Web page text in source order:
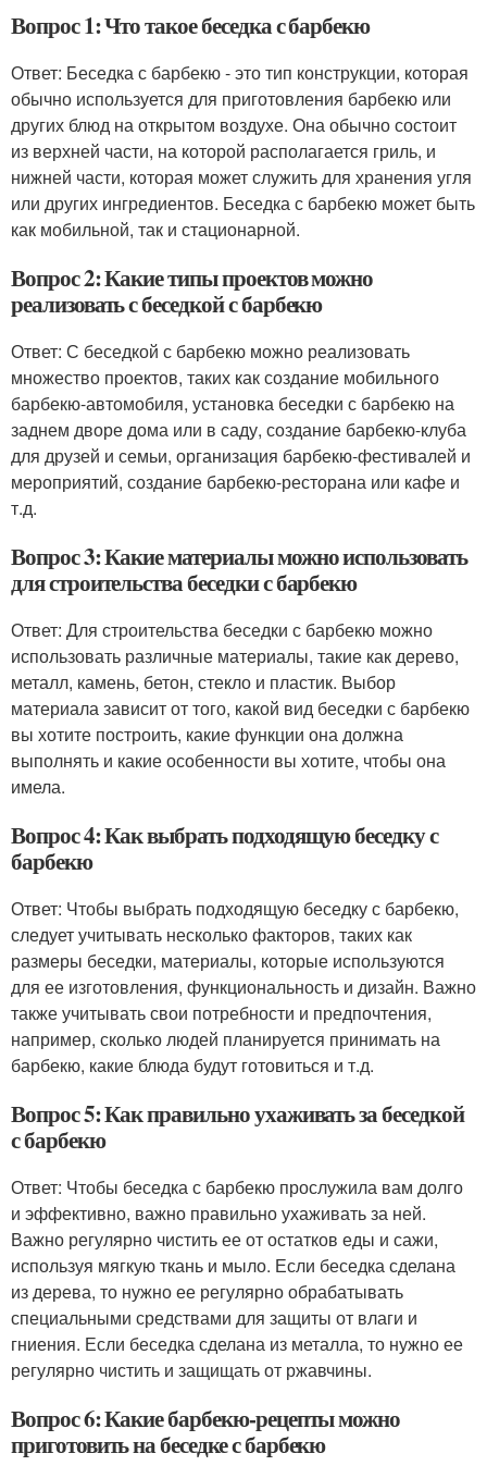
Вопрос 1: Что такое беседка с барбекю
Ответ: Беседка с барбекю - это тип конструкции, которая
обычно используется для приготовления барбекю или
других блюд на открытом воздухе. Она обычно состоит
из верхней части, на которой располагается гриль, и
нижней части, которая может служить для хранения угля
или других ингредиентов. Беседка с барбекю может быть
как мобильной, так и стационарной.
Вопрос 2: Какие типы проектов можно
реализовать с беседкой с барбекю
Ответ: С беседкой с барбекю можно реализовать
множество проектов, таких как создание мобильного
барбекю-автомобиля, установка беседки с барбекю на
заднем дворе дома или в саду, создание барбекю-клуба
для друзей и семьи, организация барбекю-фестивалей и
мероприятий, создание барбекю-ресторана или кафе и
т.д.
Вопрос 3: Какие материалы можно использовать
для строительства беседки с барбекю
Ответ: Для строительства беседки с барбекю можно
использовать различные материалы, такие как дерево,
металл, камень, бетон, стекло и пластик. Выбор
материала зависит от того, какой вид беседки с барбекю
вы хотите построить, какие функции она должна
выполнять и какие особенности вы хотите, чтобы она
имела.
Вопрос 4: Как выбрать подходящую беседку с
барбекю
Ответ: Чтобы выбрать подходящую беседку с барбекю,
следует учитывать несколько факторов, таких как
размеры беседки, материалы, которые используются
для ее изготовления, функциональность и дизайн. Важно
также учитывать свои потребности и предпочтения,
например, сколько людей планируется принимать на
барбекю, какие блюда будут готовиться и т.д.
Вопрос 5: Как правильно ухаживать за беседкой
с барбекю
Ответ: Чтобы беседка с барбекю прослужила вам долго
и эффективно, важно правильно ухаживать за ней.
Важно регулярно чистить ее от остатков еды и сажи,
используя мягкую ткань и мыло. Если беседка сделана
из дерева, то нужно ее регулярно обрабатывать
специальными средствами для защиты от влаги и
гниения. Если беседка сделана из металла, то нужно ее
регулярно чистить и защищать от ржавчины.
Вопрос 6: Какие барбекю-рецепты можно
приготовить на беседке с барбекю